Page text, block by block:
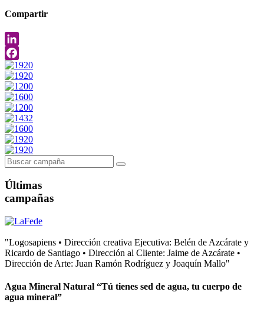
Compartir
LinkedIn
Facebook
Últimas
campañas
"Logosapiens • Dirección creativa Ejecutiva: Belén de Azcárate y
Ricardo de Santiago • Dirección al Cliente: Jaime de Azcárate •
Dirección de Arte: Juan Ramón Rodríguez y Joaquín Mallo"
Agua Mineral Natural “Tú tienes sed de agua, tu cuerpo de
agua mineral”